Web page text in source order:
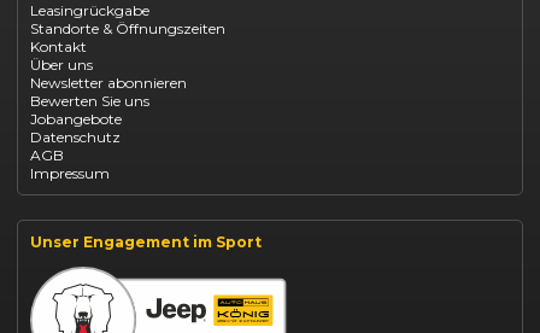
Opel Astra leasen
Opel Mokka kaufen
Opel Grandland finanzieren
Opel Vivaro Gewerbeleasing
Fiat 500 finanzieren
Fiat Panda leasen
Dacia Duster finanzieren
Dacia Sandero kaufen
Dacia Jogger leasen
Jeep Compass leasen
Jeep Renegade finanzieren
Suzuki Swift finanzieren
BYD Dolphin finanzieren
Kia Ceed finanzieren
Kia Sportage leasen
Mazda CX-30 finanzieren
Citroën C3 leasen
Leasingrückgabe
Standorte & Öffnungszeiten
Kontakt
Über uns
Newsletter abonnieren
Bewerten Sie uns
Jobangebote
Datenschutz
AGB
Impressum
Unser Engagement im Sport